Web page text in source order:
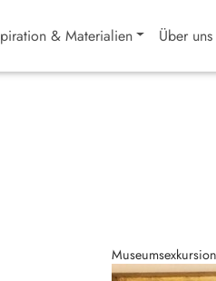
& Materialien Über uns